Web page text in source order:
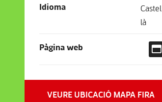
Idioma
Castel
là
Pàgina web
VEURE UBICACIÓ MAPA FIRA